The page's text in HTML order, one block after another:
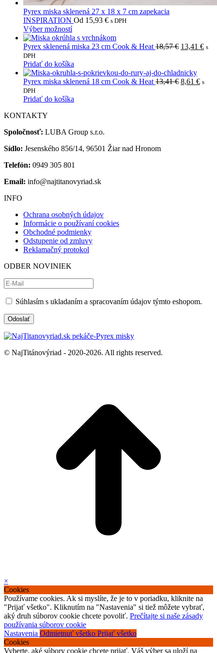
Pyrex miska sklenená 27 x 18 x 7 cm zapekacia
INSPIRATION Od 15,93 € s DPH
Výber možnostíTento
produkt
má
variantov.
Možnosti
si
vybrať
Pyrex sklenená miska 23 cm Cook & Heat 18,57€ Pôvodná
18,57 €.
13,41 € s
DPH
Pridať do košíka
Pyrex miska sklenená 18 cm Cook & Heat 13,41€ Pôvodná
8,61 € s
DPH
Pridať do košíka
KONTAKTY
Spoločnosť: LUBA Group s.r.o.
Sídlo: Jesenského 856/14, 96501 Žiar nad Hronom
Telefón: 0949 305 801
Email: info@najtitanovyriad.sk
INFO
Ochrana osobných údajov
Informácie o používaní cookies
Obchodné podmienky
Odstupenie od zmluvy
Reklamačný protokol
ODBER NOVINIEK
Súhlasím s ukladaním a spracovaním údajov týmto eshopom.
© NajTitánovýriad - 2020-2026. All rights reserved.
×
Cookies
Používame cookies. Ak si myslíte, že je to v poriadku, kliknite na
"Prijať všetko". Kliknutím na "Nastavenia" si tiež môžete vybrať,
aký druh súborov cookie chcete povoliť. Prečítajte si naše zásady
používania súborov cookie
Nastavenia Odmietnuť všetko Prijať všetko
Cookies
Vyberte, aké súbory cookie chcete prijať. Váš výber sa uloží na